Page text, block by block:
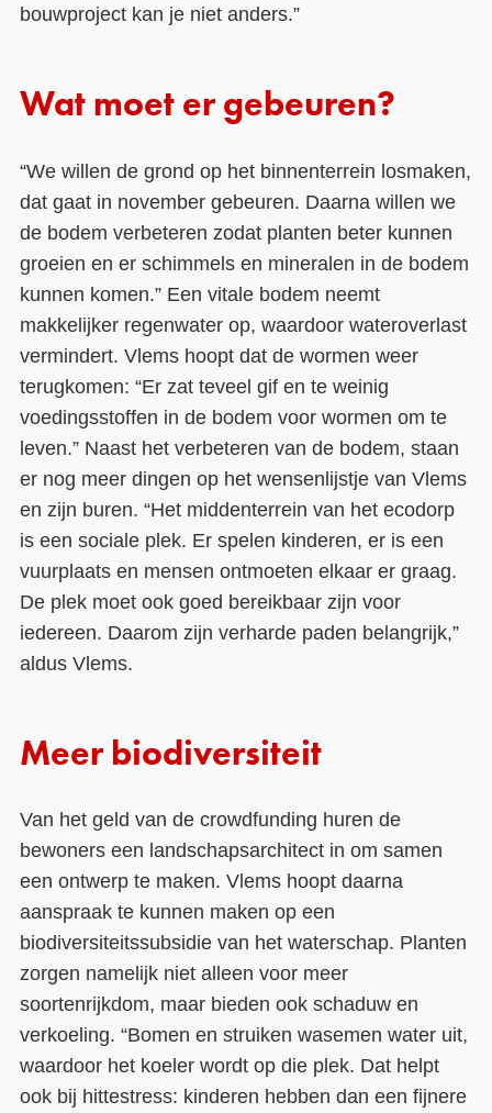
bouwproject kan je niet anders.”
Wat moet er gebeuren?
“We willen de grond op het binnenterrein losmaken,
dat gaat in november gebeuren. Daarna willen we
de bodem verbeteren zodat planten beter kunnen
groeien en er schimmels en mineralen in de bodem
kunnen komen.” Een vitale bodem neemt
makkelijker regenwater op, waardoor wateroverlast
vermindert. Vlems hoopt dat de wormen weer
terugkomen: “Er zat teveel gif en te weinig
voedingsstoffen in de bodem voor wormen om te
leven.” Naast het verbeteren van de bodem, staan
er nog meer dingen op het wensenlijstje van Vlems
en zijn buren. “Het middenterrein van het ecodorp
is een sociale plek. Er spelen kinderen, er is een
vuurplaats en mensen ontmoeten elkaar er graag.
De plek moet ook goed bereikbaar zijn voor
iedereen. Daarom zijn verharde paden belangrijk,”
aldus Vlems.
Meer biodiversiteit
Van het geld van de crowdfunding huren de
bewoners een landschapsarchitect in om samen
een ontwerp te maken. Vlems hoopt daarna
aanspraak te kunnen maken op een
biodiversiteitssubsidie van het waterschap. Planten
zorgen namelijk niet alleen voor meer
soortenrijkdom, maar bieden ook schaduw en
verkoeling. “Bomen en struiken wasemen water uit,
waardoor het koeler wordt op die plek. Dat helpt
ook bij hittestress: kinderen hebben dan een fijnere